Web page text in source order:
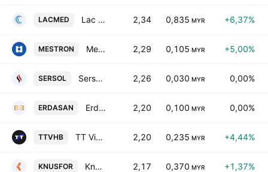
LACMED Lac Med Berhad 2,34 0,835 MYR +6,37%
MESTRON Mestron Holdings Bhd. 2,29 0,105 MYR +5,00%
SERSOL Sersol Bhd. 2,26 0,030 MYR 0,00%
ERDASAN Erdasan Group Bhd 2,20 0,100 MYR 0,00%
TTVHB TT Vision Holdings Bhd. 2,20 0,235 MYR +4,44%
KNUSFOR Knusford Bhd. 2,17 0,370 MYR +1,37%